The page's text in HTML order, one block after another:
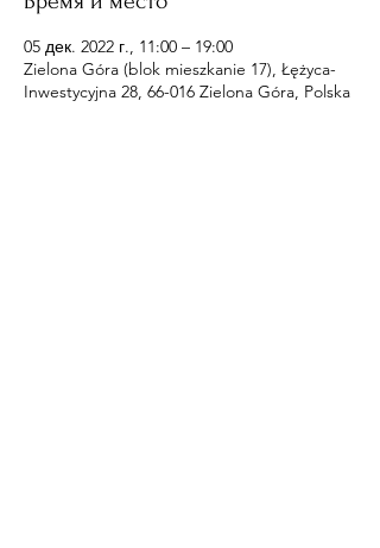
05 дек. 2022 г., 11:00 – 19:00
Zielona Góra (blok mieszkanie 17), Łężyca-
Inwestycyjna 28, 66-016 Zielona Góra, Polska